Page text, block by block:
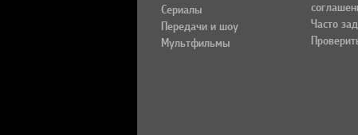
Сериалы
Передачи и шоу
Мультфильмы
Часто